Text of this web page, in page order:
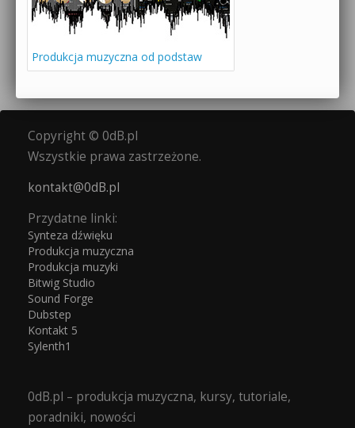
Produkcja muzyczna od podstaw
Copyright © 0dB.pl
Wszystkie prawa zastrzeżone.
kontakt@0dB.pl
Przydatne linki:
Synteza dźwięku
Produkcja muzyczna
Produkcja muzyki
Bitwig Studio
Sound Forge
Dubstep
Kontakt 5
Sylenth1
0dB.pl – produkcja muzyczna, kursy, tutoriale,
poradniki, nowości